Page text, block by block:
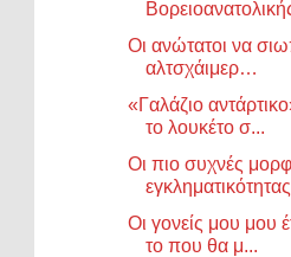
Οι ανώτατοι να
αλτσχάιμερ…
«Γαλάζιο
το λουκέτο σ...
Οι πιο συχνές
Οι γονείς μου μου
το που θα μ...